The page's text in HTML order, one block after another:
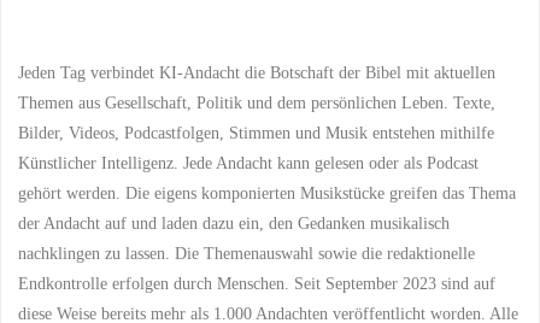
Jeden Tag verbindet KI-Andacht die Botschaft der Bibel mit aktuellen
Themen aus Gesellschaft, Politik und dem persönlichen Leben. Texte,
Bilder, Videos, Podcastfolgen, Stimmen und Musik entstehen mithilfe
Künstlicher Intelligenz. Jede Andacht kann gelesen oder als Podcast
gehört werden. Die eigens komponierten Musikstücke greifen das Thema
der Andacht auf und laden dazu ein, den Gedanken musikalisch
nachklingen zu lassen. Die Themenauswahl sowie die redaktionelle
Endkontrolle erfolgen durch Menschen. Seit September 2023 sind auf
diese Weise bereits mehr als 1.000 Andachten veröffentlicht worden. Alle